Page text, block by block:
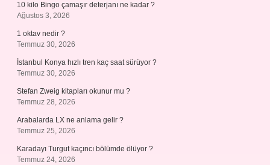
10 kilo Bingo çamaşır deterjanı ne kadar ?
Ağustos 3, 2026
1 oktav nedir ?
Temmuz 30, 2026
İstanbul Konya hızlı tren kaç saat sürüyor ?
Temmuz 30, 2026
Stefan Zweig kitapları okunur mu ?
Temmuz 28, 2026
Arabalarda LX ne anlama gelir ?
Temmuz 25, 2026
Karadayı Turgut kaçıncı bölümde ölüyor ?
Temmuz 24, 2026